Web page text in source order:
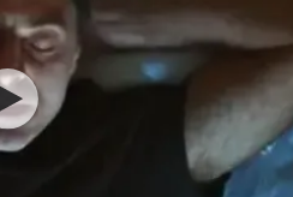
עסק